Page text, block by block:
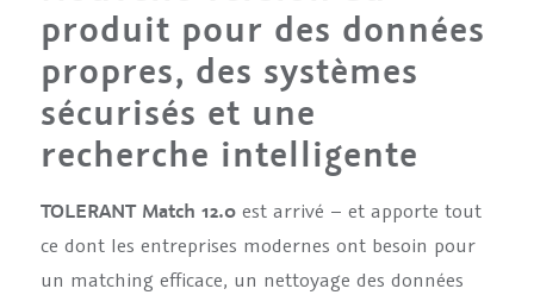
produit pour des données
propres, des systèmes
sécurisés et une
recherche intelligente
TOLERANT Match 12.0 est arrivé – et apporte tout
ce dont les entreprises modernes ont besoin pour
un matching efficace, un nettoyage des données